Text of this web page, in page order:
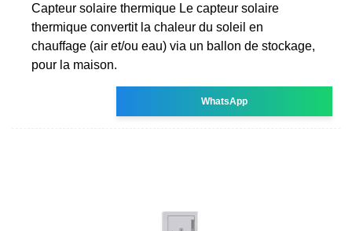
Capteur solaire thermique Le capteur solaire
thermique convertit la chaleur du soleil en
chauffage (air et/ou eau) via un ballon de stockage,
pour la maison.
WhatsApp